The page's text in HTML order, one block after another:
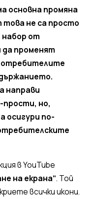
основна промяна
не са просто
набор от
да променят
направи
прости, но,
осигури по-
в YouTube
на екрана“. Той
всички икони.